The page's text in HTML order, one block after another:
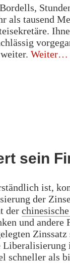
als tausend
Weiter
sein
ist,
der
der
und andere
schneller als